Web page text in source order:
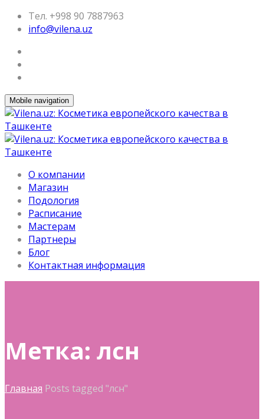
Тел. +998 90 7887963
info@vilena.uz
Mobile navigation
О компании
Магазин
Подология
Расписание
Мастерам
Партнеры
Блог
Контактная информация
Метка: лсн
Главная Posts tagged "лсн"